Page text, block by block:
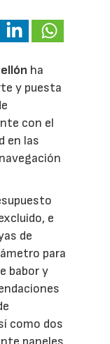
ha
y puesta
con el
en las
e
de
para
babor y
como dos